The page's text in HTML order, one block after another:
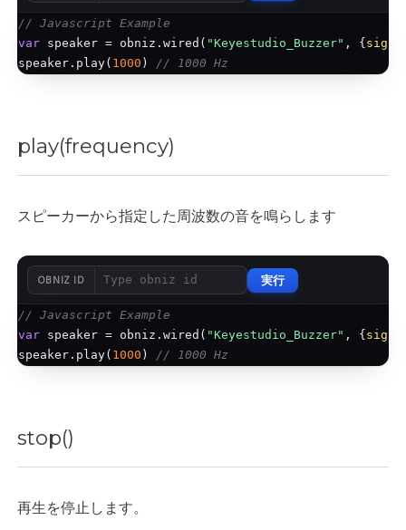
// Javascript Example
var speaker = obniz.wired( "Keyestudio_Buzzer" , {
speaker.play( 1000 ) // 1000 Hz
play(frequency)
スピーカーから指定した周波数の音を鳴らします
OBNIZ ID 実行
// Javascript Example
var speaker = obniz.wired( "Keyestudio_Buzzer" , {
speaker.play( 1000 ) // 1000 Hz
stop()
再生を停止します。